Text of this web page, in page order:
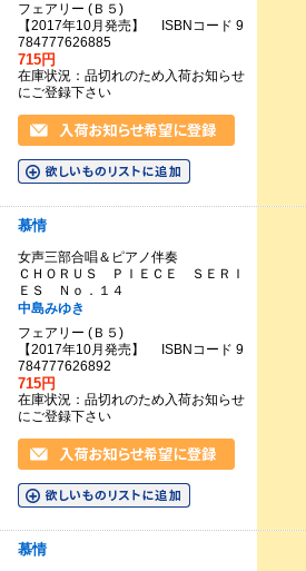
フェアリー (Ｂ５)
【2017年10月発売】 ISBNコード 9
784777626885
715円
在庫状況：品切れのため入荷お知らせ
にご登録下さい
慕情
女声三部合唱＆ピアノ伴奏
ＣＨＯＲＵＳ ＰＩＥＣＥ ＳＥＲＩ
ＥＳ Ｎｏ．１４
中島みゆき
フェアリー (Ｂ５)
【2017年10月発売】 ISBNコード 9
784777626892
715円
在庫状況：品切れのため入荷お知らせ
にご登録下さい
慕情